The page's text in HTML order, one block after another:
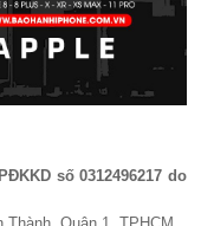
số 0312496217 do